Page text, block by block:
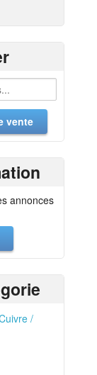
annonces
/